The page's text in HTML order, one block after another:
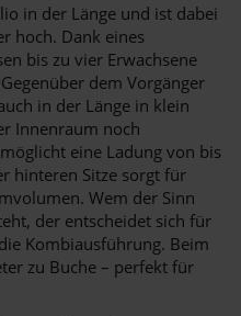
in der Länge und ist dabei
hoch. Dank eines
bis zu vier Erwachsene
dem Vorgänger
in der Länge in klein
Innenraum noch
eine Ladung von bis
hinteren Sitze sorgt für
Wem der Sinn
der entscheidet sich für
Kombiausführung. Beim
zu Buche – perfekt für